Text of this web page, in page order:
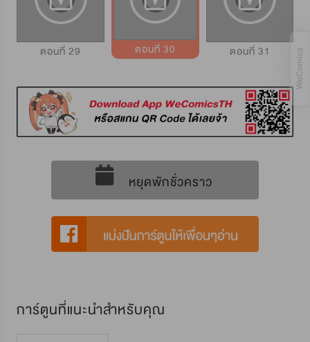
ตอนที่ 29 ตอนที่ 30 ตอนที่ 31
หยุดพักชั่วคราว
การ์ตูนที่แนะนำสำหรับคุณ